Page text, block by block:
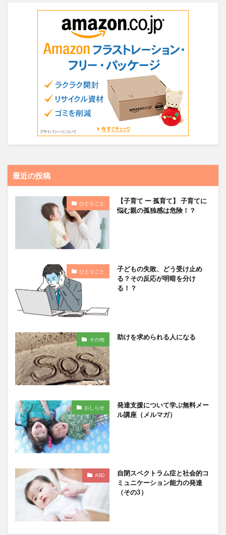
最近の投稿
ひとりごと
【子育て ー 孤育て】 子育てに
悩む親の孤独感は危険！？
ひとりごと
子どもの失敗、どう受け止め
る？その反応が明暗を分け
る！？
その他 助けを求められる人になる
おしらせ
発達支援について学ぶ無料メー
ル講座（メルマガ）
ASD
自閉スペクトラム症と社会的コ
ミュニケーション能力の発達
（その3）